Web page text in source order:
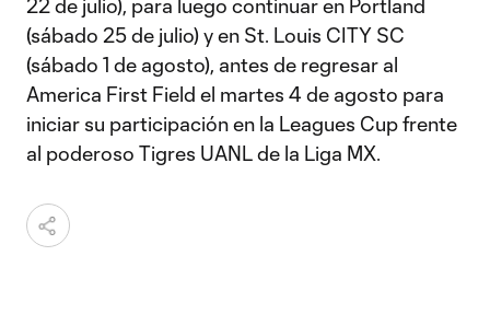
22 de julio), para luego continuar en Portland
(sábado 25 de julio) y en St. Louis CITY SC
(sábado 1 de agosto), antes de regresar al
America First Field el martes 4 de agosto para
iniciar su participación en la Leagues Cup frente
al poderoso Tigres UANL de la Liga MX.